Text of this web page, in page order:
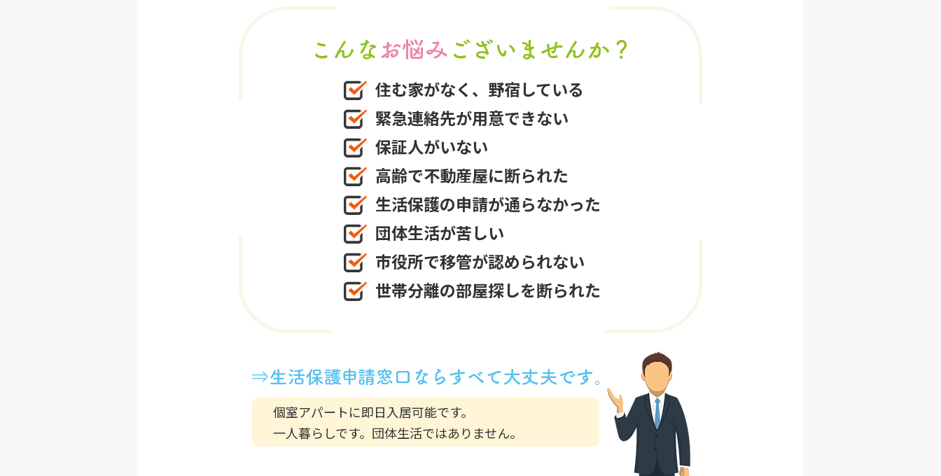
住む家がなく、野宿している
緊急連絡先が用意できない
保証人がいない
高齢で不動産屋に断られた
生活保護の申請が通らなかった
団体生活が苦しい
市役所で移管が認められない
世帯分離の部屋探しを断られた
個室アパートに即日入居可能です。
一人暮らしです。団体生活ではありません。